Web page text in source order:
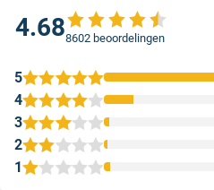
4.688602 beoordelingen
1
2
3
4
5